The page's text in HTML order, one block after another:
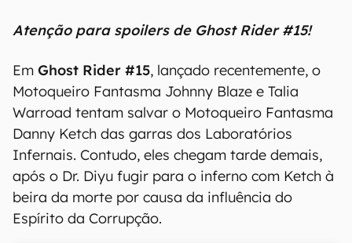
Atenção para spoilers de Ghost Rider #15!
Em Ghost Rider #15, lançado recentemente, o
Motoqueiro Fantasma Johnny Blaze e Talia
Warroad tentam salvar o Motoqueiro Fantasma
Danny Ketch das garras dos Laboratórios
Infernais. Contudo, eles chegam tarde demais,
após o Dr. Diyu fugir para o inferno com Ketch à
beira da morte por causa da influência do
Espírito da Corrupção.